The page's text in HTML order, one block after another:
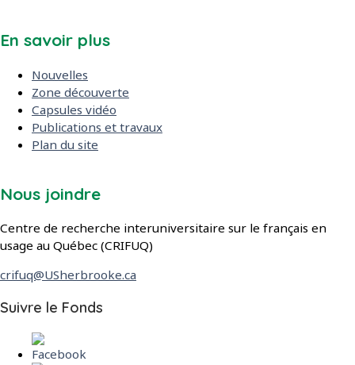
En savoir plus
Nouvelles
Zone découverte
Capsules vidéo
Publications et travaux
Plan du site
Nous joindre
Centre de recherche interuniversitaire sur le français en
usage au Québec (CRIFUQ)
crifuq@USherbrooke.ca
Suivre le Fonds